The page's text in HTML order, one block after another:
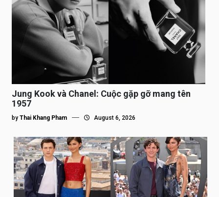
Jung Kook và Chanel: Cuộc gặp gỡ mang tên
1957
by Thai Khang Pham August 6, 2026